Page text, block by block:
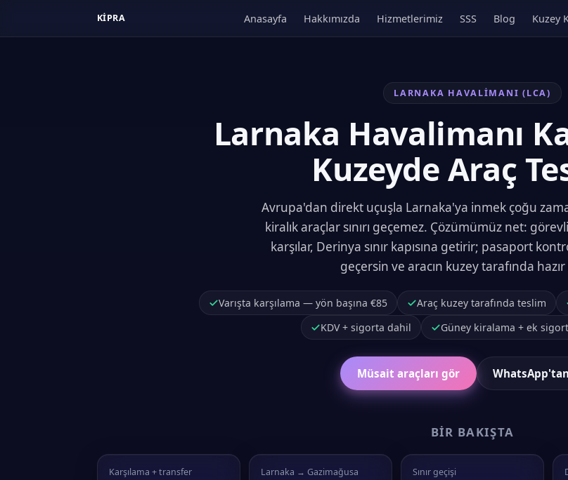
KIPRA Anasayfa Hakkımızda Hizmetlerimiz SSS Blog Kuzey
LARNAKA HAVALIMANI (LCA)
Larnaka Havalimanı
Kuzeyde Araç
Avrupa'dan direkt uçuşla Larnaka'ya inmek çoğu
kiralık araçlar sınırı geçemez. Çözümümüz net:
karşılar, Derinya sınır kapısına getirir; pasaport
geçersin ve aracın kuzey tarafında
Varışta karşılama — yön başına €85 Araç kuzey tarafında teslim
KDV + sigorta dahil
Güney kiralama + ek
Müsait araçları gör
BIR BAKIŞTA
Karşılama + transfer Larnaka → Gazimağusa Sınır geçişi